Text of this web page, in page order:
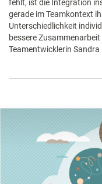
fehlt, ist die Integration
gerade im Teamkontext
Unterschiedlichkeit
bessere
Teamentwicklerin Sandra